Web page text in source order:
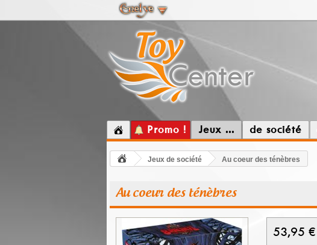
Promo ! Jeux ... de société
Jeux de société Au coeur des ténèbres
Au coeur des ténèbres
53,95 €